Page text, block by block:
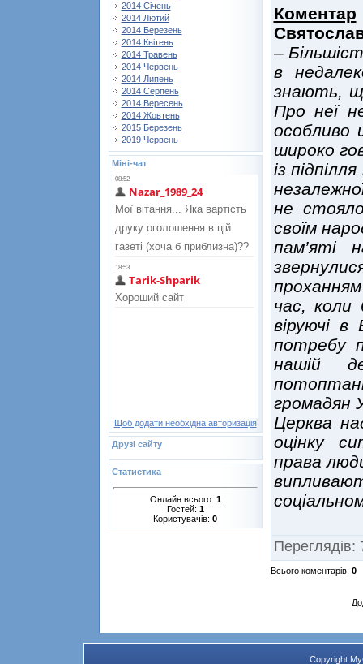
2014 Січень
2014 Лютий
2014 Березень
2014 Квітень
2014 Травень
2014 Червень
2014 Липень
2014 Серпень
2014 Вересень
2014 Жовтень
2015 Березень
2019 Червень
Міні-чат
Щоб додати необхідна авторизація
Друзі сайту
Статистика
Онлайн всього: 1
Гостей: 1
Користувачів: 0
Коментар
–
в
знають,
Про неї
особливо
широко
із
не
своїм
пам’яті
час, коли
віруючі в
потребу
нашій
громадян
Церква
оцінку
права
Переглядів:
Всього коментарів: 0
Copyright